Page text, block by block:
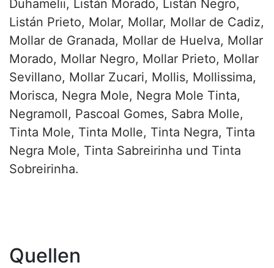
Duhamelii, Listán Morado, Listán Negro,
Listán Prieto, Molar, Mollar, Mollar de Cadiz,
Mollar de Granada, Mollar de Huelva, Mollar
Morado, Mollar Negro, Mollar Prieto, Mollar
Sevillano, Mollar Zucari, Mollis, Mollissima,
Morisca, Negra Mole, Negra Mole Tinta,
Negramoll, Pascoal Gomes, Sabra Molle,
Tinta Mole, Tinta Molle, Tinta Negra, Tinta
Negra Mole, Tinta Sabreirinha und Tinta
Sobreirinha.
Quellen